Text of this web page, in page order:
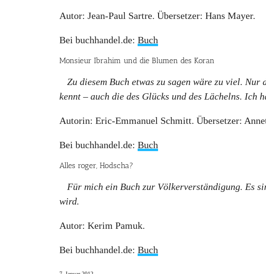
Autor: Jean-Paul Sartre. Übersetzer: Hans Mayer.
Bei buchhandel.de: Buch
Monsieur Ibrahim und die Blumen des Koran
Zu diesem Buch etwas zu sagen wäre zu viel.
kennt – auch die des Glücks und des Lächelns. Ich
Autorin: Eric-Emmanuel Schmitt. Übersetzer:
Bei buchhandel.de: Buch
Alles roger, Hodscha?
Für mich ein Buch zur Völkerverständigung. Es
wird.
Autor: Kerim Pamuk.
Bei buchhandel.de: Buch